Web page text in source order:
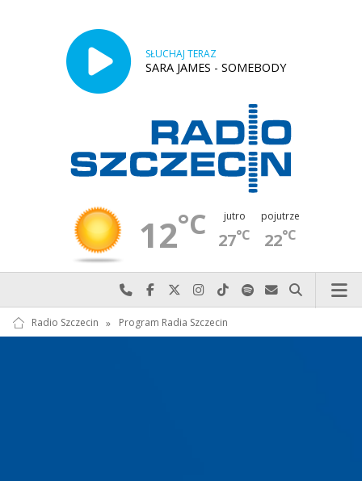
SŁUCHAJ TERAZ
SARA JAMES - SOMEBODY
12°C jutro
27°C
pojutrze
22°C
Najlepiej po prostu do nas zadzwoń
Odwiedź nas na Facebook-u
Odwiedź nas na X
Odwiedź nas na Instagram-ie
Odwiedź nas na TikTok-u
Szukaj nas na Spotify
Wyślij do nas
Szukaj
Radio Szczecin » Program Radia Szczecin